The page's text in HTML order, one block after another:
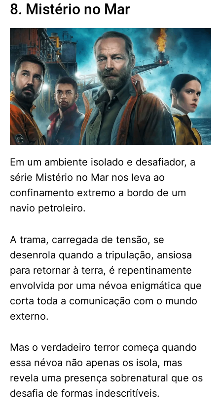
8. Mistério no Mar
Em um ambiente isolado e desafiador, a
série Mistério no Mar nos leva ao
confinamento extremo a bordo de um
navio petroleiro.
A trama, carregada de tensão, se
desenrola quando a tripulação, ansiosa
para retornar à terra, é repentinamente
envolvida por uma névoa enigmática que
corta toda a comunicação com o mundo
externo.
Mas o verdadeiro terror começa quando
essa névoa não apenas os isola, mas
revela uma presença sobrenatural que os
desafia de formas indescritíveis.